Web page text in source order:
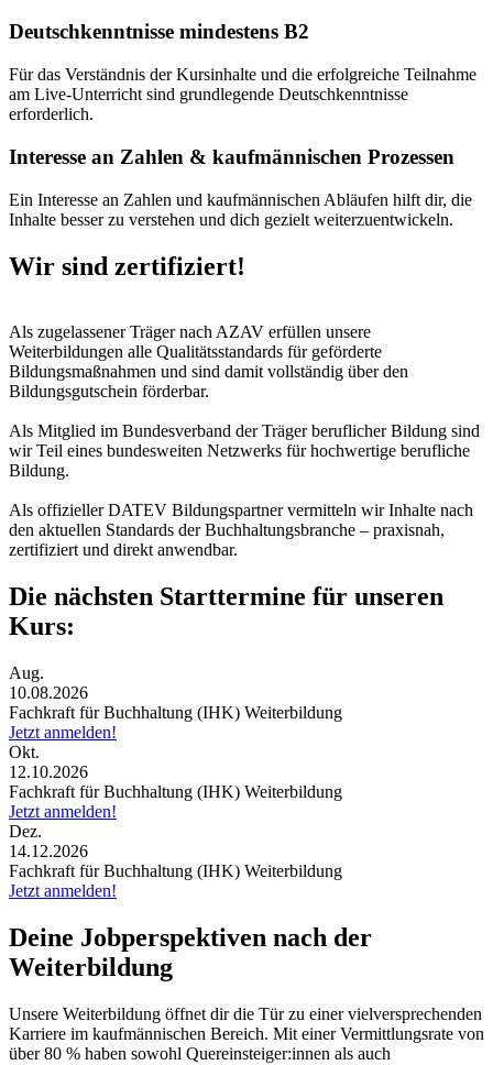
Deutschkenntnisse mindestens B2
Für das Verständnis der Kursinhalte und die erfolgreiche Teilnahme
am Live-Unterricht sind grundlegende Deutschkenntnisse
erforderlich.
Interesse an Zahlen & kaufmännischen Prozessen
Ein Interesse an Zahlen und kaufmännischen Abläufen hilft dir, die
Inhalte besser zu verstehen und dich gezielt weiterzuentwickeln.
Wir sind zertifiziert!
Als zugelassener Träger nach AZAV erfüllen unsere
Weiterbildungen alle Qualitätsstandards für geförderte
Bildungsmaßnahmen und sind damit vollständig über den
Bildungsgutschein förderbar.
Als Mitglied im Bundesverband der Träger beruflicher Bildung sind
wir Teil eines bundesweiten Netzwerks für hochwertige berufliche
Bildung.
Als offizieller DATEV Bildungspartner vermitteln wir Inhalte nach
den aktuellen Standards der Buchhaltungsbranche – praxisnah,
zertifiziert und direkt anwendbar.
Die nächsten Starttermine für unseren
Kurs:
Aug.
10.08.2026
Fachkraft für Buchhaltung (IHK) Weiterbildung
Jetzt anmelden!
Okt.
12.10.2026
Fachkraft für Buchhaltung (IHK) Weiterbildung
Jetzt anmelden!
Dez.
14.12.2026
Fachkraft für Buchhaltung (IHK) Weiterbildung
Jetzt anmelden!
Deine Jobperspektiven nach der
Weiterbildung
Unsere Weiterbildung öffnet dir die Tür zu einer vielversprechenden
Karriere im kaufmännischen Bereich. Mit einer Vermittlungsrate von
über 80 % haben sowohl Quereinsteiger:innen als auch